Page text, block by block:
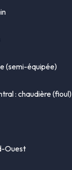
(semi-équipée)
: chaudière (fioul)
Ouest